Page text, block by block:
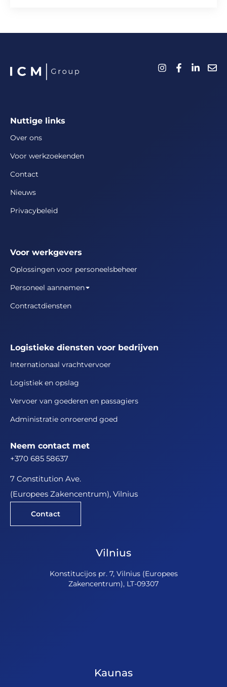
Neem contact met
+370 685 58637
7 Constitution Ave.
(Europees Zakencentrum), Vilnius
Contact
Vilnius
Konstitucijos pr. 7, Vilnius (Europees
Zakencentrum), LT-09307
Kaunas
Nuttige links
Over ons
Voor werkzoekenden
Contact
Nieuws
Privacybeleid
Voor werkgevers
Oplossingen voor personeelsbeheer
Personeel aannemen
Contractdiensten
Logistieke diensten voor bedrijven
Internationaal vrachtvervoer
Logistiek en opslag
Vervoer van goederen en passagiers
Administratie onroerend goed